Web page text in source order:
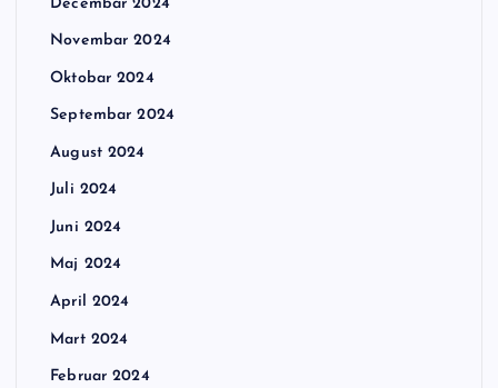
Decembar 2024
Novembar 2024
Oktobar 2024
Septembar 2024
August 2024
Juli 2024
Juni 2024
Maj 2024
April 2024
Mart 2024
Februar 2024